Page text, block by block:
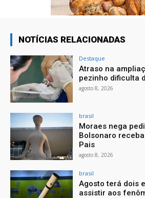
NOTÍCIAS RELACIONADAS
Destaque
Atraso na
pezinho dificulta
agosto 8, 2026
brasil
Moraes nega
Bolsonaro
Pais
agosto 8, 2026
brasil
Agosto terá dois
assistir aos